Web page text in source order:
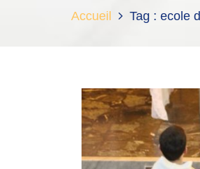
Accueil Tag : ecole